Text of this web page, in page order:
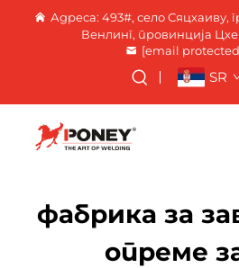
Адреса: 493#, село Сяцхаиву,
Венлинг, провинција
[email
SR
фабрика за
опреме